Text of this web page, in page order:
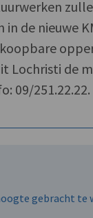
de nieuwe
Lochristi de
09/251.22.22.
gebracht te